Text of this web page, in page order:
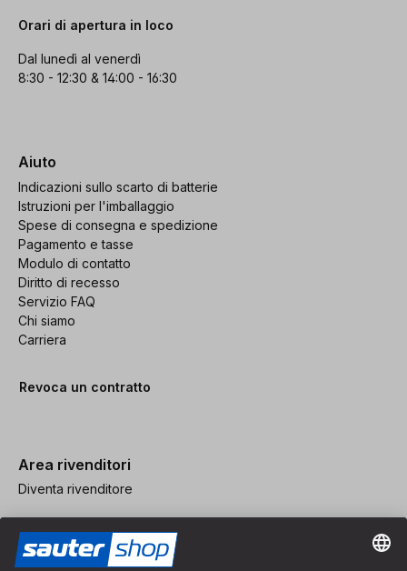
Orari di apertura in loco
Dal lunedì al venerdì
8:30 - 12:30 & 14:00 - 16:30
Aiuto
Indicazioni sullo scarto di batterie
Istruzioni per l'imballaggio
Spese di consegna e spedizione
Pagamento e tasse
Modulo di contatto
Diritto di recesso
Servizio FAQ
Chi siamo
Carriera
Revoca un contratto
Area rivenditori
Diventa rivenditore